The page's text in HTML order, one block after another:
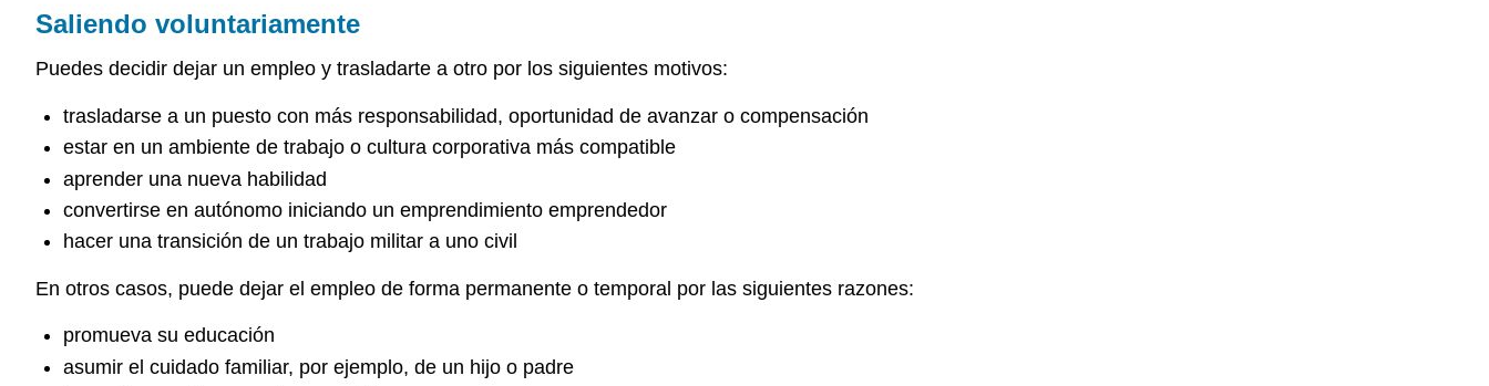
Saliendo voluntariamente
Puedes decidir dejar un empleo y trasladarte a otro por los siguientes motivos:
trasladarse a un puesto con más responsabilidad, oportunidad de avanzar o compensación
estar en un ambiente de trabajo o cultura corporativa más compatible
aprender una nueva habilidad
convertirse en autónomo iniciando un emprendimiento emprendedor
hacer una transición de un trabajo militar a uno civil
En otros casos, puede dejar el empleo de forma permanente o temporal por las siguientes razones:
promueva su educación
asumir el cuidado familiar, por ejemplo, de un hijo o padre